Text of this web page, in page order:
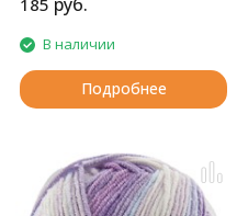
185
В наличии
Подробнее